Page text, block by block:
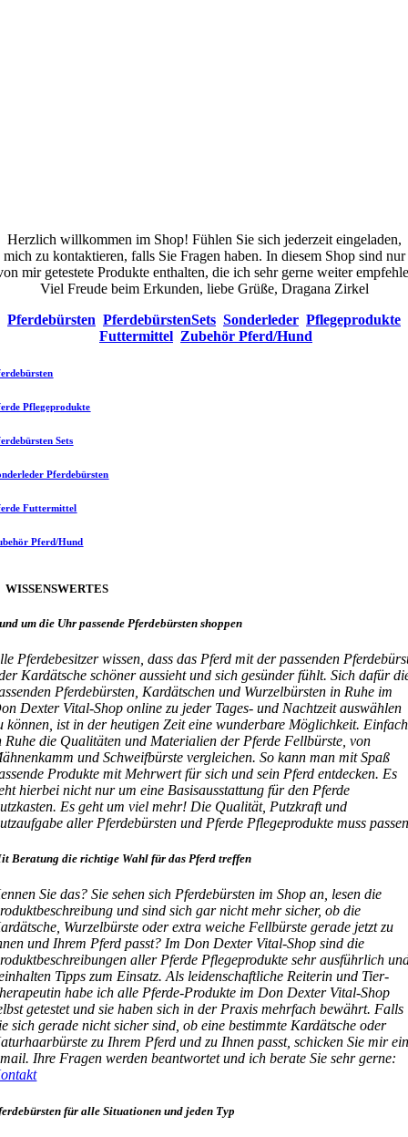
Herzlich willkommen im Shop! Fühlen Sie sich jederzeit eingeladen,
mich zu kontaktieren, falls Sie Fragen haben. In diesem Shop sind nur
mir getestete Produkte enthalten, die ich sehr gerne weiter
Viel Freude beim Erkunden, liebe Grüße, Dragana Zirkel
Pferdebürsten PferdebürstenSets Sonderleder Pflegeprodukte
Futtermittel Zubehör Pferd/Hund
Pflegeprodukte
Sets
Pferdebürsten
Futtermittel
Pferd/Hund
WISSENSWERTES
um die Uhr passende Pferdebürsten shoppen
Pferdebesitzer wissen, dass das Pferd mit der passenden
Kardätsche schöner aussieht und sich gesünder fühlt. Sich dafür
Pferdebürsten, Kardätschen und Wurzelbürsten in Ruhe im
Dexter Vital-Shop online zu jeder Tages- und Nachtzeit auswählen
können, ist in der heutigen Zeit eine wunderbare Möglichkeit. Einfach
Ruhe die Qualitäten und Materialien der Pferde Fellbürste, von
und Schweifbürste vergleichen. So kann man mit Spaß
Produkte mit Mehrwert für sich und sein Pferd entdecken. Es
hierbei nicht nur um eine Basisausstattung für den Pferde
Es geht um viel mehr! Die Qualität, Putzkraft und
aller Pferdebürsten und Pferde Pflegeprodukte muss
Beratung die richtige Wahl für das Pferd treffen
Sie das? Sie sehen sich Pferdebürsten im Shop an, lesen die
und sind sich gar nicht mehr sicher, ob die
Wurzelbürste oder extra weiche Fellbürste gerade jetzt zu
und Ihrem Pferd passt? Im Don Dexter Vital-Shop sind die
aller Pferde Pflegeprodukte sehr ausführlich
Tipps zum Einsatz. Als leidenschaftliche Reiterin und Tier-
habe ich alle Pferde-Produkte im Don Dexter Vital-Shop
getestet und sie haben sich in der Praxis mehrfach bewährt. Falls
sich gerade nicht sicher sind, ob eine bestimmte Kardätsche oder
zu Ihrem Pferd und zu Ihnen passt, schicken Sie mir
Ihre Fragen werden beantwortet und ich berate Sie sehr gerne:
für alle Situationen und jeden Typ